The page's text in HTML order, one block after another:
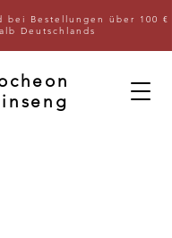
bei Bestellungen über 100 €
Deutschlands